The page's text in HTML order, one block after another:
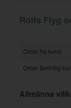
Rolfs Flyg
Order Ny kund
Order Befintlig
Allmänna